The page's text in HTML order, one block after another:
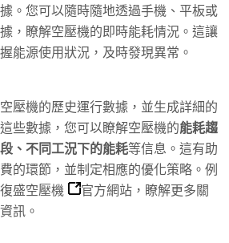
。您可以隨時隨地透過手機、平板或
，瞭解空壓機的即時能耗情況。這讓
能源使用狀況，及時發現異常。
壓機的歷史運行數據，並生成詳細的
些數據，您可以瞭解空壓機的能耗趨
、不同工況下的能耗等信息。這有助
的環節，並制定相應的優化策略。例
復盛空壓機
官方網站，瞭解更多關
訊。